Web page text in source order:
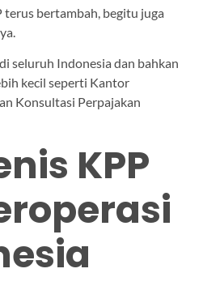
terus bertambah, begitu juga
seluruh Indonesia dan bahkan
kecil seperti Kantor
Konsultasi Perpajakan
KPP